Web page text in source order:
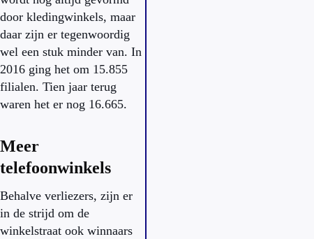
door kledingwinkels, maar
daar zijn er tegenwoordig
wel een stuk minder van. In
2016 ging het om 15.855
filialen. Tien jaar terug
waren het er nog 16.665.
Meer
telefoonwinkels
Behalve verliezers, zijn er
in de strijd om de
winkelstraat ook winnaars